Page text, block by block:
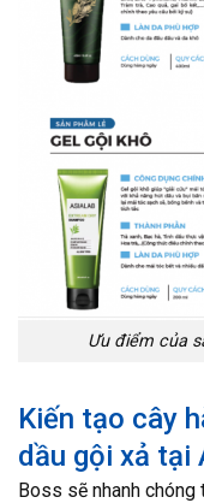
Ưu điểm của
Kiến tạo cây
dầu gội xả tại
Boss sẽ nhanh chóng